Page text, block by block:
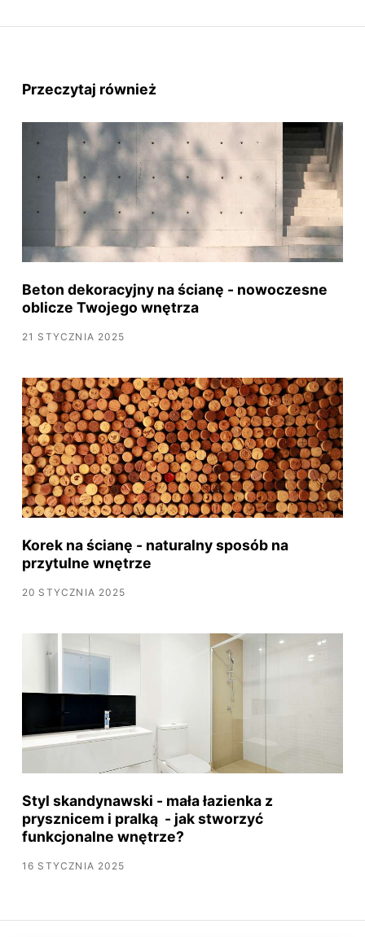
Przeczytaj również
Beton dekoracyjny na ścianę - nowoczesne
oblicze Twojego wnętrza
21 STYCZNIA 2025
Korek na ścianę - naturalny sposób na
przytulne wnętrze
20 STYCZNIA 2025
Styl skandynawski - mała łazienka z
prysznicem i pralką - jak stworzyć
funkcjonalne wnętrze?
16 STYCZNIA 2025